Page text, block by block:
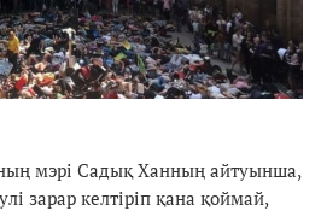
мэрі Садық Ханның айтуынша,
зарар келтіріп қана қоймай,